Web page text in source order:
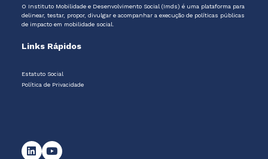
O Instituto Mobilidade e Desenvolvimento Social (Imds) é uma plataforma para
delinear, testar, propor, divulgar e acompanhar a execução de políticas públicas
de impacto em mobilidade social.
Links Rápidos
Estatuto Social
Política de Privacidade